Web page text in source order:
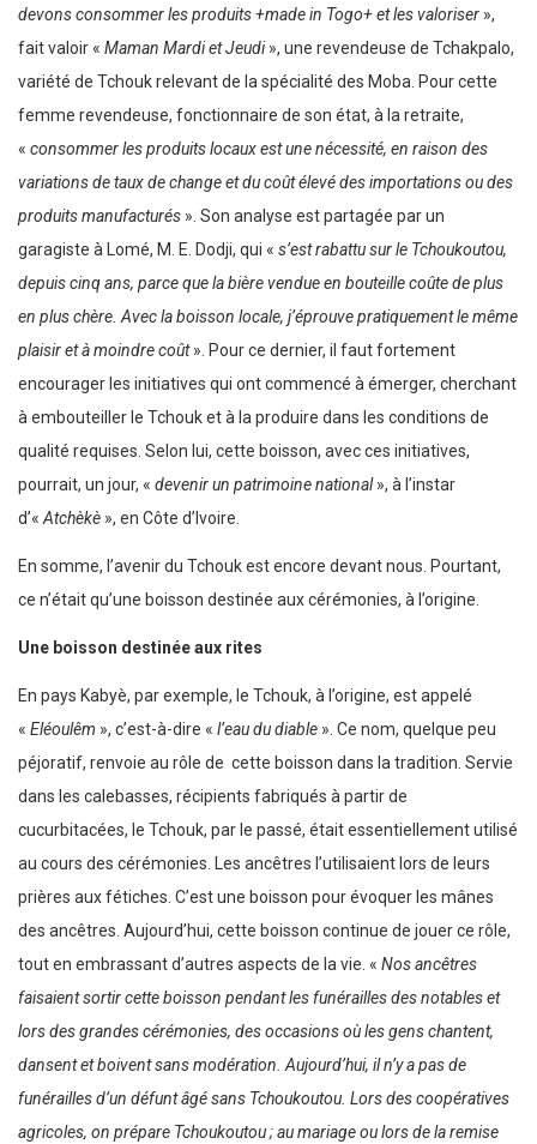
devons consommer les produits +made in Togo+ et les valoriser »,
fait valoir « Maman Mardi et Jeudi», une revendeuse de Tchakpalo,
variété de Tchouk relevant de la spécialité des Moba. Pour cette
femme revendeuse, fonctionnaire de son état, à la retraite,
« consommer les produits locaux est une nécessité, en raison des
variations de taux de change et du coût élevé des importations ou des
produits manufacturés ». Son analyse est partagée par un
garagiste à Lomé, M. E. Dodji, qui « s’est rabattu sur le Tchoukoutou,
depuis cinq ans, parce que la bière vendue en bouteille coûte de plus
en plus chère. Avec la boisson locale, j’éprouve pratiquement le même
plaisir et à moindre coût». Pour ce dernier, il faut fortement
encourager les initiatives qui ont commencé à émerger, cherchant
à embouteiller le Tchouk et à la produire dans les conditions de
qualité requises. Selon lui, cette boisson, avec ces initiatives,
pourrait, un jour, « devenir un patrimoine national», à l’instar
d’«Atchèkè », en Côte d’Ivoire.
En somme, l’avenir du Tchouk est encore devant nous. Pourtant,
ce n’était qu’une boisson destinée aux cérémonies, à l’origine.
Une boisson destinée aux rites
En pays Kabyè, par exemple, le Tchouk, à l’origine, est appelé
« Eléoulêm », c’est-à-dire « l’eau du diable ». Ce nom, quelque peu
péjoratif, renvoie au rôle de cette boisson dans la tradition. Servie
dans les calebasses, récipients fabriqués à partir de
cucurbitacées, le Tchouk, par le passé, était essentiellement utilisé
au cours des cérémonies. Les ancêtres l’utilisaient lors de leurs
prières aux fétiches. C’est une boisson pour évoquer les mânes
des ancêtres. Aujourd’hui, cette boisson continue de jouer ce rôle,
tout en embrassant d’autres aspects de la vie. « Nos ancêtres
faisaient sortir cette boisson pendant les funérailles des notables et
lors des grandes cérémonies, des occasions où les gens chantent,
dansent et boivent sans modération. Aujourd’hui, il n’y a pas de
funérailles d’un défunt âgé sans Tchoukoutou. Lors des coopératives
agricoles, on prépare Tchoukoutou ; au mariage ou lors de la remise